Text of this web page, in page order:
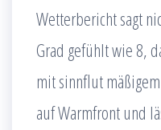
Wetterbericht sagt
Grad gefühlt wie 8,
mit sinnflut
auf Warmfront und